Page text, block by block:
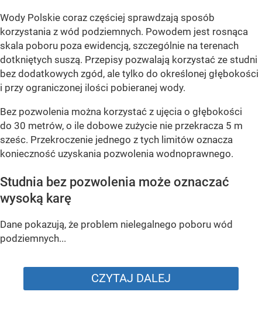
Wody Polskie coraz częściej sprawdzają sposób
korzystania z wód podziemnych. Powodem jest rosnąca
skala poboru poza ewidencją, szczególnie na terenach
dotkniętych suszą. Przepisy pozwalają korzystać ze studni
bez dodatkowych zgód, ale tylko do określonej głębokości
i przy ograniczonej ilości pobieranej wody.
Bez pozwolenia można korzystać z ujęcia o głębokości
do 30 metrów, o ile dobowe zużycie nie przekracza 5 m
sześc. Przekroczenie jednego z tych limitów oznacza
konieczność uzyskania pozwolenia wodnoprawnego.
Studnia bez pozwolenia może oznaczać
wysoką karę
Dane pokazują, że problem nielegalnego poboru wód
podziemnych...
CZYTAJ DALEJ